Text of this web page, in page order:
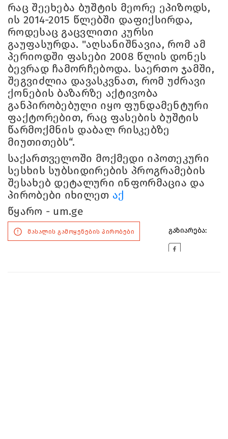
რაც შეეხება ბუშტის მეორე ეპიზოდს,
ის 2014-2015 წლებში დაფიქსირდა,
როდესაც გაცვლითი კურსი
გაუფასურდა. "აღსანიშნავია, რომ ამ
პერიოდში ფასები 2008 წლის დონეს
ბევრად ჩამორჩებოდა. საერთო ჯამში,
შეგვიძლია დავასკვნათ, რომ უძრავი
ქონების ბაზარზე აქტივობა
განპირობებული იყო ფუნდამენტური
ფაქტორებით, რაც ფასების ბუშტის
წარმოქმნის დაბალ რისკებზე
მიუთითებს“.
საქართველოში მოქმედი იპოთეკური
სესხის სუბსიდირების პროგრამების
შესახებ დეტალური ინფორმაცია და
პირობები იხილეთ აქ
წყარო - um.ge
მასალის გამოყენების პირობები გაზიარება: